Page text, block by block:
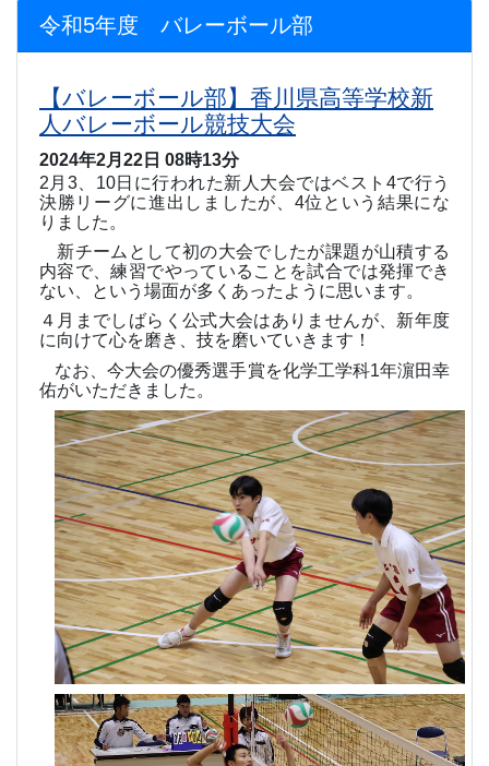
令和5年度 バレーボール部
【バレーボール部】香川県高等学校新
人バレーボール競技大会
2024年2月22日 08時13分
2 月 3、 10日に行われた新人大会ではベスト 4で行う
決勝リーグに進出しましたが、 4位という結果にな
りました。
新チームとして初の大会でしたが課題が山積する
内容で、練習でやっていることを試合では発揮でき
ない、という場面が多くあったように思います。
４月までしばらく公式大会はありませんが、新年度
に向けて心を磨き、技を磨いていきます！
なお、今大会の優秀選手賞を化学工学科1年濵田幸
佑がいただきました。